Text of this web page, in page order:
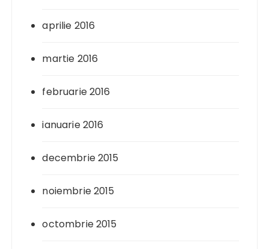
aprilie 2016
martie 2016
februarie 2016
ianuarie 2016
decembrie 2015
noiembrie 2015
octombrie 2015